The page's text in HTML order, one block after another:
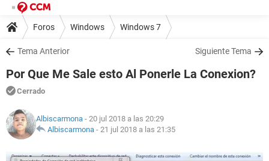
Foros Windows Windows 7
Tema Anterior Siguiente Tema
Por Que Me Sale esto Al Ponerle La Conexion?
Cerrado
Albiscarmona - 20 jul 2018 a las 20:29
Albiscarmona - 21 jul 2018 a las 21:35